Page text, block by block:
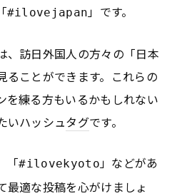
「#ilovejapan 」です。
、訪日外国人の方々の「日本
ることができます。これらの
を練る方もいるかもしれない
いハッシュタグです。
「#ilovekyoto 」などがあ
最適な投稿を心がけましょ